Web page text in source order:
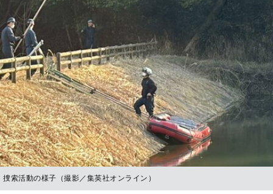
捜索活動の様子（撮影／集英社オンライン）